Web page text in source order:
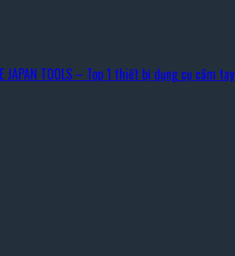
JAPAN TOOLS – Top 1 thiết bị dụng cụ cầm tay